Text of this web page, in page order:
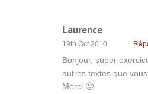
Laurence
19th Oct 2010
Bonjour, super
autres textes que vous
Merci 🙂